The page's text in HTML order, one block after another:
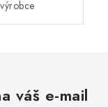
výrobce
váš e-mail